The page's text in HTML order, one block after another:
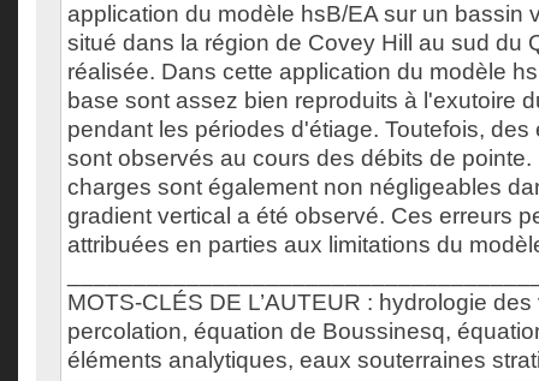
application du modèle hsB/EA sur un bassin
situé dans la région de Covey Hill au sud du
réalisée. Dans cette application du modèle
base sont assez bien reproduits à l'exutoire
pendant les périodes d'étiage. Toutefois, des
sont observés au cours des débits de
charges sont également non négligeables
gradient vertical a été observé. Ces erreurs
attribuées en parties aux limitations du
MOTS-CLÉS DE L’AUTEUR : hydrologie
percolation, équation de Boussinesq,
éléments analytiques, eaux souterraines